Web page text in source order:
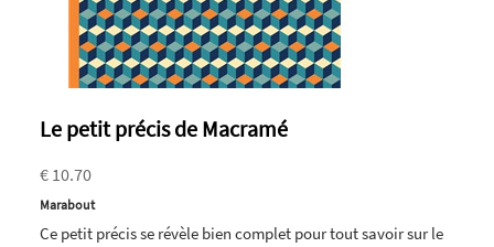
Le petit précis de Macramé
€ 10.70
Marabout
Ce petit précis se révèle bien complet pour tout savoir sur le